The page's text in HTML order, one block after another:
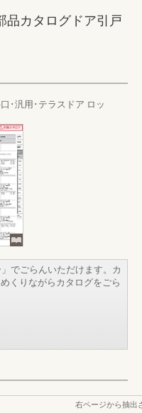
品カタログドア引戸
･汎用･テラスドア ロッ
でごらんいただけます。カ
くりながらカタログをごら
右ページから抽出